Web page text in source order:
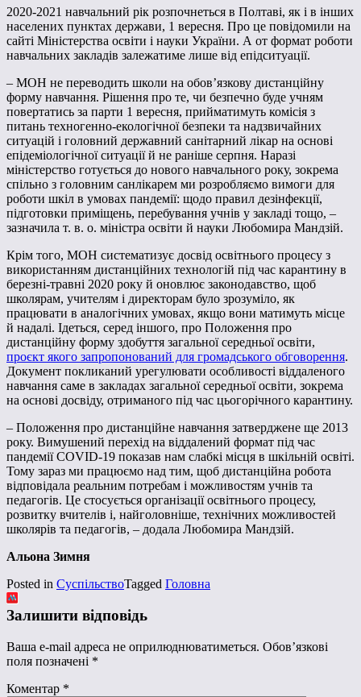
2020-2021 навчальний рік розпочнеться в Полтаві, як і в інших
населених пунктах держави, 1 вересня. Про це повідомили на
сайті Міністерства освіти і науки України. А от формат роботи
навчальних закладів залежатиме лише від епідситуації.
– МОН не переводить школи на обов’язкову дистанційну
форму навчання. Рішення про те, чи безпечно буде учням
повертатись за парти 1 вересня, прийматимуть комісія з
питань техногенно-екологічної безпеки та надзвичайних
ситуацій і головний державний санітарний лікар на основі
епідеміологічної ситуації й не раніше серпня. Наразі
міністерство готується до нового навчального року, зокрема
спільно з головним санлікарем ми розробляємо вимоги для
роботи шкіл в умовах пандемії: щодо правил дезінфекції,
підготовки приміщень, перебування учнів у закладі тощо, –
зазначила т. в. о. міністра освіти й науки Любомира Мандзій.
Крім того, МОН систематизує досвід освітнього процесу з
використанням дистанційних технологій під час карантину в
березні-травні 2020 року й оновлює законодавство, щоб
школярам, учителям і директорам було зрозуміло, як
працювати в аналогічних умовах, якщо вони матимуть місце
й надалі. Ідеться, серед іншого, про Положення про
дистанційну форму здобуття загальної середньої освіти,
проєкт якого запропонований для громадського обговорення.
Документ покликаний урегулювати особливості віддаленого
навчання саме в закладах загальної середньої освіти, зокрема
на основі досвіду, отриманого під час цьогорічного карантину.
– Положення про дистанційне навчання затверджене ще 2013
року. Вимушений перехід на віддалений формат під час
пандемії COVID-19 показав нам слабкі місця в шкільній освіті.
Тому зараз ми працюємо над тим, щоб дистанційна робота
відповідала реальним потребам і можливостям учнів та
педагогів. Це стосується організації освітнього процесу,
розвитку вчителів і, найголовніше, технічних можливостей
школярів та педагогів, – додала Любомира Мандзій.
Альона Зимня
Posted in СуспільствоTagged Головна
Залишити відповідь
Ваша e-mail адреса не оприлюднюватиметься. Обов’язкові
поля позначені *
Коментар *